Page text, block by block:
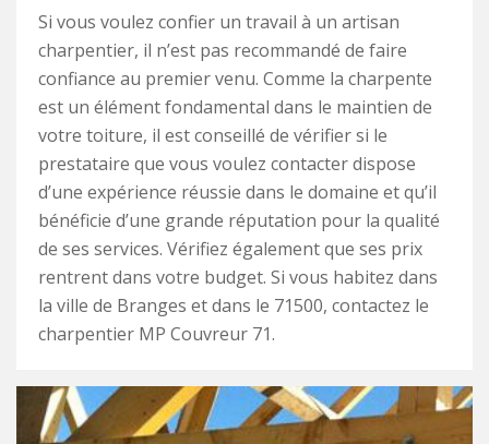
Si vous voulez confier un travail à un artisan
charpentier, il n’est pas recommandé de faire
confiance au premier venu. Comme la charpente
est un élément fondamental dans le maintien de
votre toiture, il est conseillé de vérifier si le
prestataire que vous voulez contacter dispose
d’une expérience réussie dans le domaine et qu’il
bénéficie d’une grande réputation pour la qualité
de ses services. Vérifiez également que ses prix
rentrent dans votre budget. Si vous habitez dans
la ville de Branges et dans le 71500, contactez le
charpentier MP Couvreur 71.